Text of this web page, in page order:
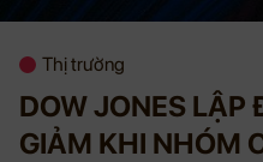
Thị trường
DOW JONES LẬP
GIẢM KHI NHÓM